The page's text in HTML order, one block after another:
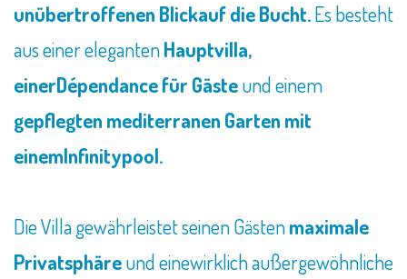
unübertroffenen Blickauf die Bucht.Es besteht
aus einer elegantenHauptvilla,
einerDépendance für Gästeund einem
gepflegten mediterranen Garten mit
einemInfinitypool.
Die Villa gewährleistet seinen Gästenmaximale
Privatsphäreund einewirklich außergewöhnliche